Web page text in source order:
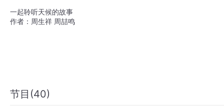
一起聆听天候的故事
作者：周生祥 周喆鸣
节目(40)